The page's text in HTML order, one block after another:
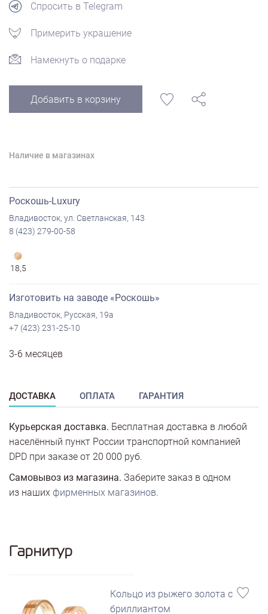
Спросить в Telegram
Примерить украшение
Намекнуть о подарке
Добавить в корзину
Наличие в магазинах
Роскошь-Luxury
Владивосток, ул. Светланская, 143
8 (423) 279-00-58
18,5
Изготовить на заводе «Роскошь»
Владивосток, Русская, 19а
+7 (423) 231-25-10
3-6 месяцев
ДОСТАВКА ОПЛАТА ГАРАНТИЯ
Курьерская доставка. Бесплатная доставка в любой
населённый пункт России транспортной компанией
DPD при заказе от 20 000 руб.
Самовывоз из магазина. Заберите заказ в одном
из наших фирменных магазинов.
Гарнитур
Кольцо из рыжего золота с
бриллиантом